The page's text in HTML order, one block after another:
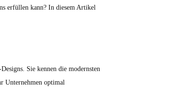
erfüllen kann? In diesem Artikel
Sie kennen die modernsten
Unternehmen optimal